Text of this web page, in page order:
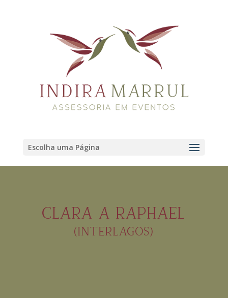
Escolha uma Página
CLARA A RAPHAEL
(INTERLAGOS)